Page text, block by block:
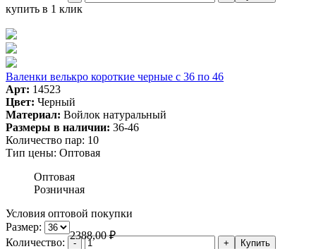
купить в 1 клик
Валенки велькро короткие черные с 36 по 46
Арт: 14523
Цвет: Черный
Материал: Войлок натуральный
Размеры в наличии: 36-46
Количество пар: 10
Тип цены: Оптовая
Оптовая
Розничная
Условия оптовой покупки
Размер:
2388,00₽
Количество: